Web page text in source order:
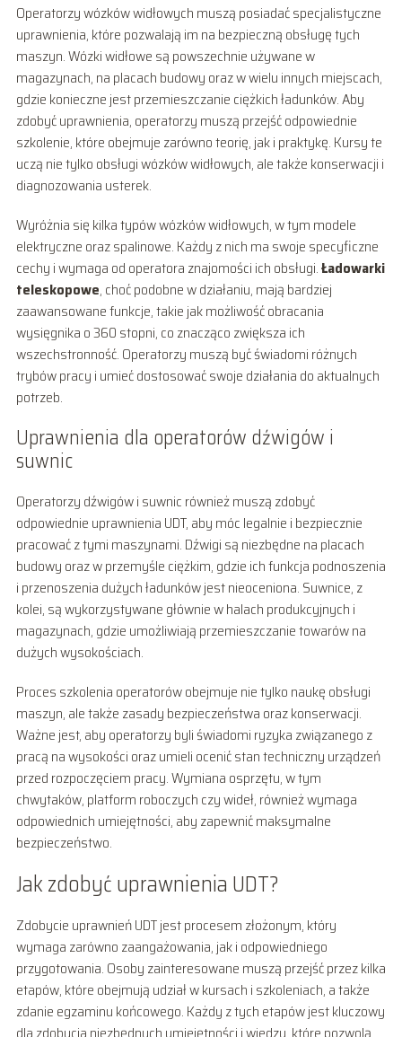
Operatorzy wózków widłowych muszą posiadać specjalistyczne
uprawnienia, które pozwalają im na bezpieczną obsługę tych
maszyn. Wózki widłowe są powszechnie używane w
magazynach, na placach budowy oraz w wielu innych miejscach,
gdzie konieczne jest przemieszczanie ciężkich ładunków. Aby
zdobyć uprawnienia, operatorzy muszą przejść odpowiednie
szkolenie, które obejmuje zarówno teorię, jak i praktykę. Kursy te
uczą nie tylko obsługi wózków widłowych, ale także konserwacji i
diagnozowania usterek.
Wyróżnia się kilka typów wózków widłowych, w tym modele
elektryczne oraz spalinowe. Każdy z nich ma swoje specyficzne
cechy i wymaga od operatora znajomości ich obsługi.Ładowarki
teleskopowe, choć podobne w działaniu, mają bardziej
zaawansowane funkcje, takie jak możliwość obracania
wysięgnika o 360 stopni, co znacząco zwiększa ich
wszechstronność. Operatorzy muszą być świadomi różnych
trybów pracy i umieć dostosować swoje działania do aktualnych
potrzeb.
Uprawnienia dla operatorów dźwigów i
suwnic
Operatorzy dźwigów i suwnic również muszą zdobyć
odpowiednie uprawnienia UDT, aby móc legalnie i bezpiecznie
pracować z tymi maszynami. Dźwigi są niezbędne na placach
budowy oraz w przemyśle ciężkim, gdzie ich funkcja podnoszenia
i przenoszenia dużych ładunków jest nieoceniona. Suwnice, z
kolei, są wykorzystywane głównie w halach produkcyjnych i
magazynach, gdzie umożliwiają przemieszczanie towarów na
dużych wysokościach.
Proces szkolenia operatorów obejmuje nie tylko naukę obsługi
maszyn, ale także zasady bezpieczeństwa oraz konserwacji.
Ważne jest, aby operatorzy byli świadomi ryzyka związanego z
pracą na wysokości oraz umieli ocenić stan techniczny urządzeń
przed rozpoczęciem pracy. Wymiana osprzętu, w tym
chwytaków, platform roboczych czy wideł, również wymaga
odpowiednich umiejętności, aby zapewnić maksymalne
bezpieczeństwo.
Jak zdobyć uprawnienia UDT?
Zdobycie uprawnień UDT jest procesem złożonym, który
wymaga zarówno zaangażowania, jak i odpowiedniego
przygotowania. Osoby zainteresowane muszą przejść przez kilka
etapów, które obejmują udział w kursach i szkoleniach, a także
zdanie egzaminu końcowego. Każdy z tych etapów jest kluczowy